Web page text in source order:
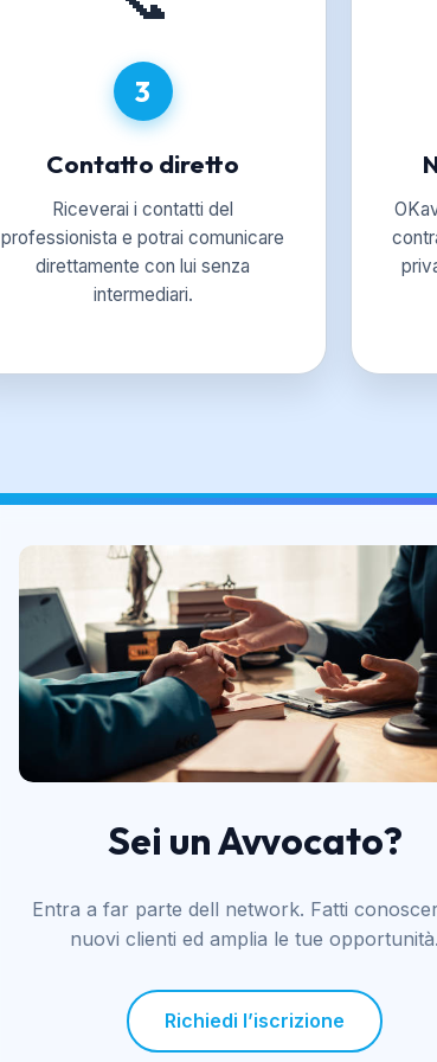
3
Contatto diretto
Riceverai i contatti del
professionista e potrai comunicare
direttamente con lui senza
intermediari.
Sei un Avvocato?
Entra a far parte dell network. Fatti
nuovi clienti ed amplia le tue opportunità.
Richiedi l’iscrizione